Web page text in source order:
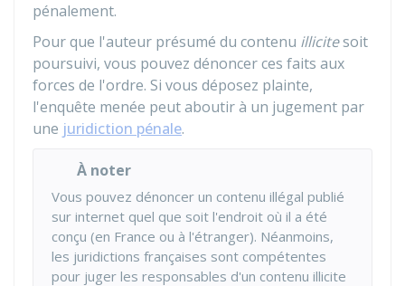
pénalement.
Pour que l'auteur présumé du contenu illicitesoit
poursuivi, vous pouvez dénoncer ces faits aux
forces de l'ordre. Si vous déposez plainte,
l'enquête menée peut aboutir à un jugement par
une juridiction pénale.
À noter
Vous pouvez dénoncer un contenu illégal publié
sur internet quel que soit l'endroit où il a été
conçu (en France ou à l'étranger). Néanmoins,
les juridictions françaises sont compétentes
pour juger les responsables d'un contenu illicite